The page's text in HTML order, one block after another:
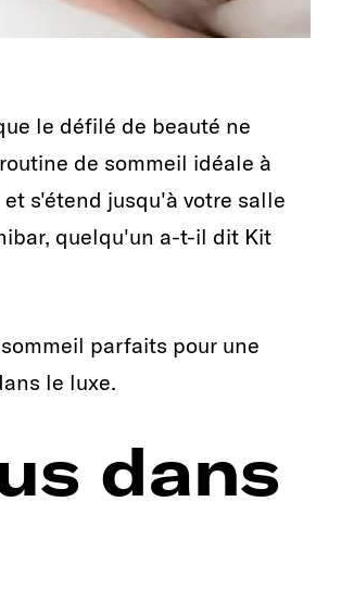
le défilé de beauté ne
de sommeil idéale à
s'étend jusqu'à votre salle
quelqu'un a-t-il dit Kit
parfaits pour une
le luxe.
dans